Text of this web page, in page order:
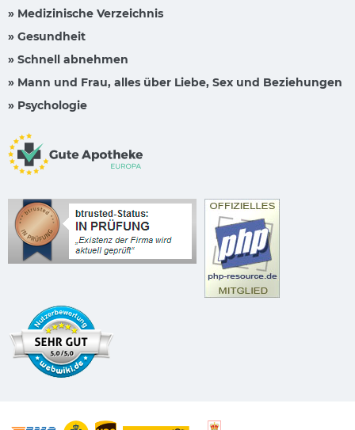
» Medizinische Verzeichnis
» Gesundheit
» Schnell abnehmen
» Mann und Frau, alles über Liebe, Sex und Beziehungen
» Psychologie